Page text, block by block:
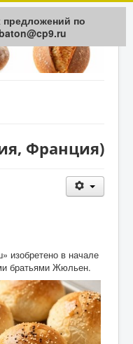
Франция)
изобретено в начале
братьями Жюльен.
по